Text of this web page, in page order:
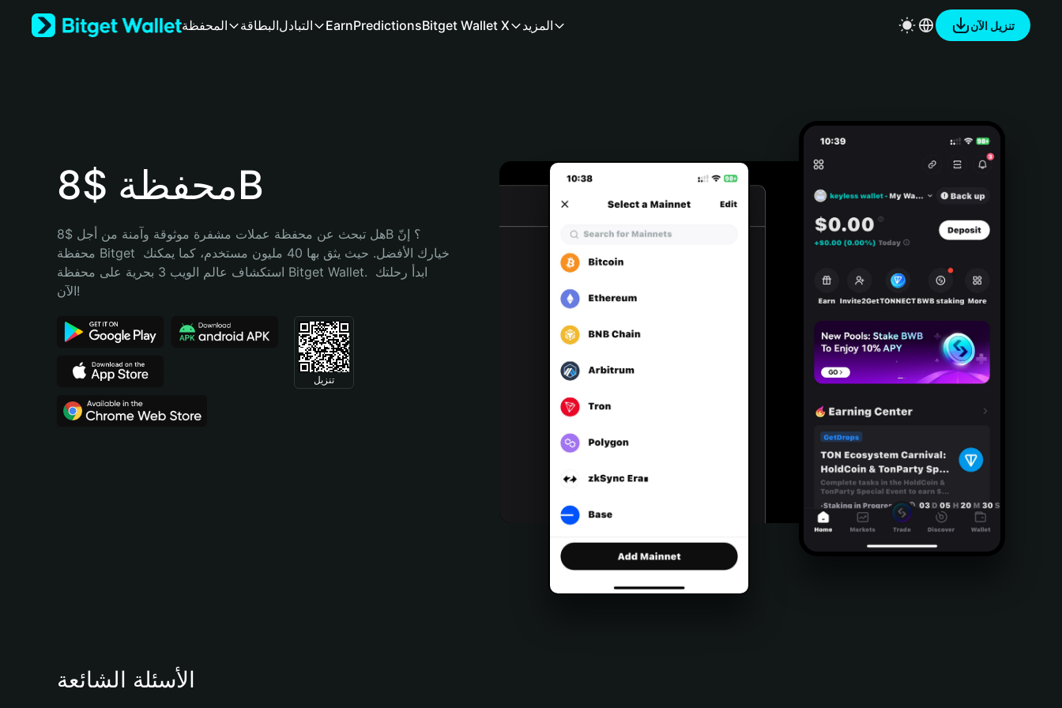
Bahasa Indonesia
Português (Brasil)
المحفظة البطاقةالتبادل EarnPredictionsBitget Wallet X المزيد تنزيل الآن
محفظة $8B
هل تبحث عن محفظة عملات مشفرة موثوقة وآمنة من أجل $8B؟ إنّ
محفظة Bitget خيارك الأفضل. حيث يثق بها 40 مليون مستخدم، كما يمكنك
استكشاف عالم الويب 3 بحرية على محفظة Bitget Wallet. ابدأ رحلتك
الآن!
تنزيل
الأسئلة الشائعة